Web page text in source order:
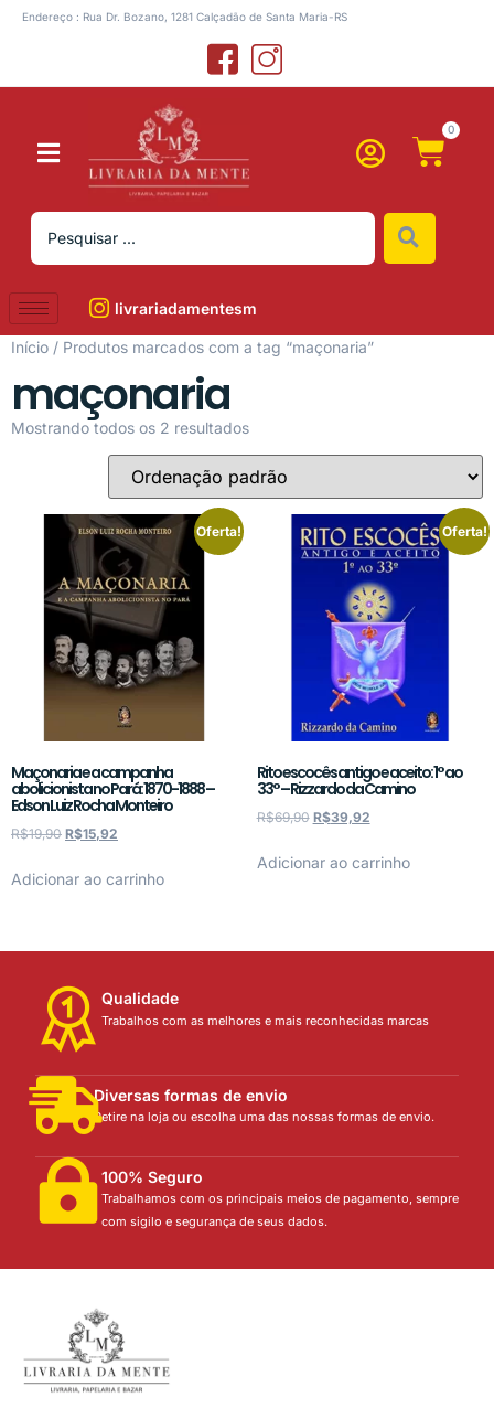
Endereço : Rua Dr. Bozano, 1281 Calçadão de Santa Maria-RS
0
livrariadamentesm
Início / Produtos marcados com a tag “maçonaria”
maçonaria
Mostrando todos os 2 resultados
Oferta!
Maçonaria e a campanha
abolicionista no Pará: 1870-1888 –
Edson Luiz Rocha Monteiro
R$19,90 R$15,92
Adicionar ao carrinho
Oferta!
Rito escocês antigo e aceito: 1° ao
33° – Rizzardo da Camino
R$69,90 R$39,92
Adicionar ao carrinho
Qualidade
Trabalhos com as melhores e mais reconhecidas marcas
Diversas formas de envio
Retire na loja ou escolha uma das nossas formas de envio.
100% Seguro
Trabalhamos com os principais meios de pagamento, sempre
com sigilo e segurança de seus dados.